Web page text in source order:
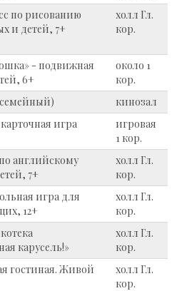
по рисованию
и детей, 7+
холл Гл.
кор.
- подвижная
6+
около 1
кор.
кинозал
игра
игровая
1 кор.
английскому
7+
холл Гл.
кор.
игра для
12+
холл Гл.
кор.
карусель!»
холл Гл.
кор.
гостиная. Живой
холл Гл.
кор.